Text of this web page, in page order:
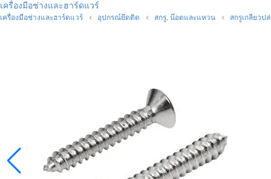
เครื่องมือช่างและฮาร์ดแวร์
เครื่องมือช่างและฮาร์ดแวร์ อุปกรณ์ยึดติด สกรู, น๊อตและแหวน สกรูเกลียวป